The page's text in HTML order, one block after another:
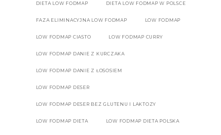
DIETA LOW FODMAP DIETA LOW FODMAP W POLSCE
FAZA ELIMINACYJNA LOW FODMAP LOW FODMAP
LOW FODMAP CIASTO LOW FODMAP CURRY
LOW FODMAP DANIE Z KURCZAKA
LOW FODMAP DANIE Z ŁOSOSIEM
LOW FODMAP DESER
LOW FODMAP DESER BEZ GLUTENU I LAKTOZY
LOW FODMAP DIETA LOW FODMAP DIETA POLSKA